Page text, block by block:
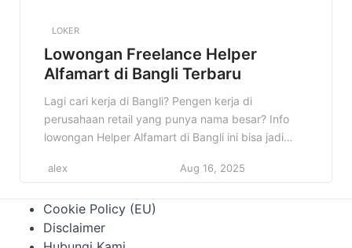
LOKER
Lowongan Freelance Helper
Alfamart di Bangli Terbaru
Lagi cari kerja di Bangli? Pengen kerja di
perusahaan retail yang punya nama besar? Info
lowongan Helper Alfamart di Bangli ini bisa jadi
kesempatan emas untuk memulai karirmu. Jangan
ini, kita akan membahas semua detail tentang
lowongan Helper Alfamart di […]
alex Aug 16, 2025
Cookie Policy (EU)
Disclaimer